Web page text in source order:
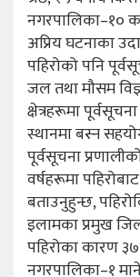
नगरपालिका–१० का
अप्रिय घटनाका
पहिरोको पनि
जल तथा मौसम
क्षेत्रहरूमा
स्थानमा बस्न
पूर्वसूचना
वर्षहरूमा
बताउनुहुन्छ,
इलामका प्रमुख
पहिरोका कारण
नगरपालिका–१